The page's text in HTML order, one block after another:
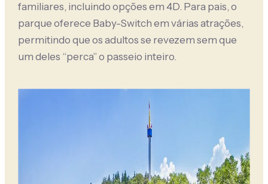
familiares, incluindo opções em 4D. Para pais, o
parque oferece Baby-Switch em várias atrações,
permitindo que os adultos se revezem sem que
um deles “perca” o passeio inteiro.